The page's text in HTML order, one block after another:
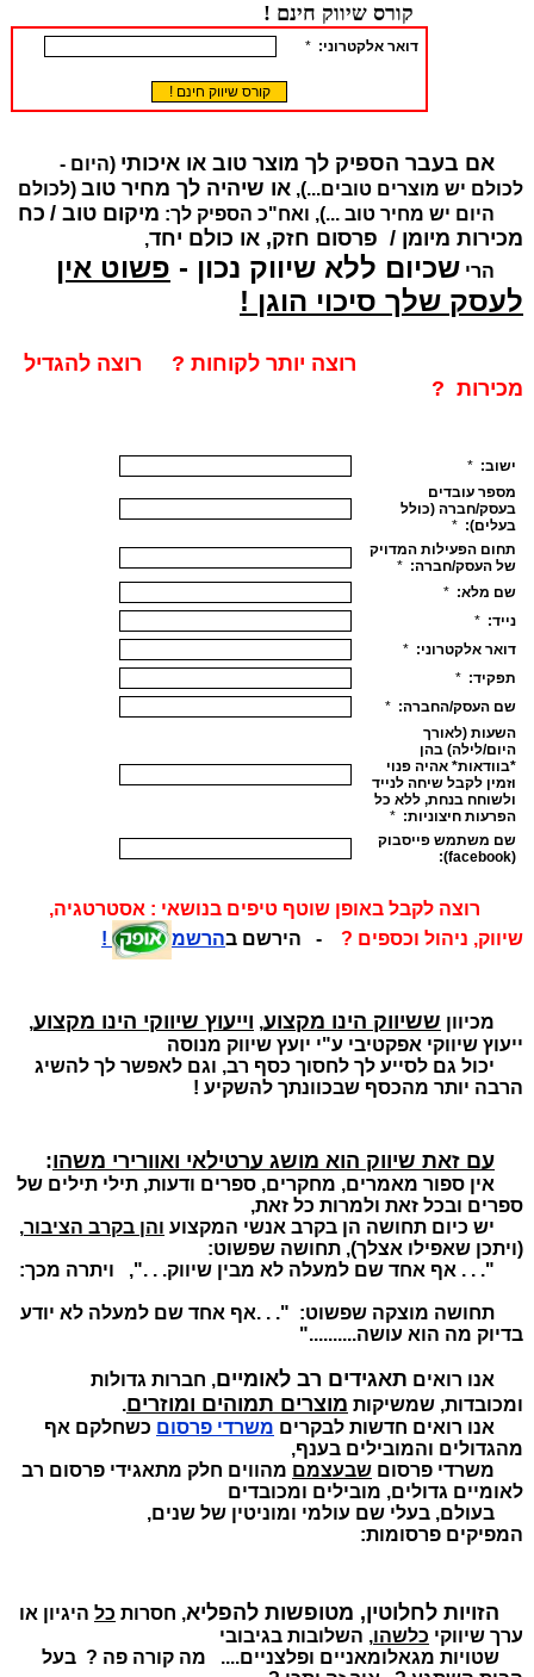
קורס שיווק חינם !
אם בעבר הספיק לך מוצר טוב או איכותי (היום -
לכולם יש מוצרים טובים...), או שיהיה לך מחיר טוב (לכולם
היום יש מחיר טוב ...), ואח"כ הספיק לך: מיקום טוב / כח
מכירות מיומן / פרסום חזק, או כולם יחד,
הרי שכיום ללא שיווק נכון - פשוט אין
לעסק שלך סיכוי הוגן !
רוצה יותר לקוחות ? רוצה להגדיל
מכירות ?
רוצה לקבל באופן שוטף טיפים בנושאי : אסטרטגיה,
שיווק, ניהול וכספים ? - הירשם בהרשמ !
מכיוון ששיווק הינו מקצוע, וייעוץ שיווקי הינו מקצוע,
ייעוץ שיווקי אפקטיבי ע"י יועץ שיווק מנוסה
יכול גם לסייע לך לחסוך כסף רב, וגם לאפשר לך להשיג
הרבה יותר מהכסף שבכוונתך להשקיע !
עם זאת שיווק הוא מושג ערטילאי ואוורירי משהו:
אין ספור מאמרים, מחקרים, ספרים ודעות, תילי תילים של
ספרים ובכל זאת ולמרות כל זאת,
יש כיום תחושה הן בקרב אנשי המקצוע והן בקרב הציבור,
(ויתכן שאפילו אצלך), תחושה שפשוט:
". . . אף אחד שם למעלה לא מבין שיווק. . .", ויתרה מכך:
תחושה מוצקה שפשוט: ". . .אף אחד שם למעלה לא יודע
בדיוק מה הוא עושה.........."
אנו רואים תאגידים רב לאומיים, חברות גדולות
ומכובדות, שמשיקות מוצרים תמוהים ומוזרים.
אנו רואים חדשות לבקרים משרדי פרסום כשחלקם אף
מהגדולים והמובילים בענף,
משרדי פרסום שבעצמם מהווים חלק מתאגידי פרסום רב
לאומיים גדולים, מובילים ומכובדים
בעולם, בעלי שם עולמי ומוניטין של שנים,
המפיקים פרסומות:
הזויות לחלוטין, מטופשות להפליא, חסרות כל היגיון או
ערך שיווקי כלשהו, השלובות בגיבובי
שטויות מגאלומאניים ופלצניים.... מה קורה פה ? בעל